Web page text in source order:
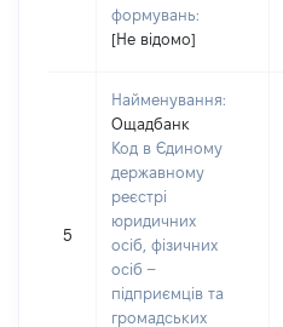
формувань:
[Не відомо]
5
Найменування:
Ощадбанк
Код в Єдиному
державному
реєстрі
юридичних
осіб, фізичних
осіб –
підприємців та
громадських